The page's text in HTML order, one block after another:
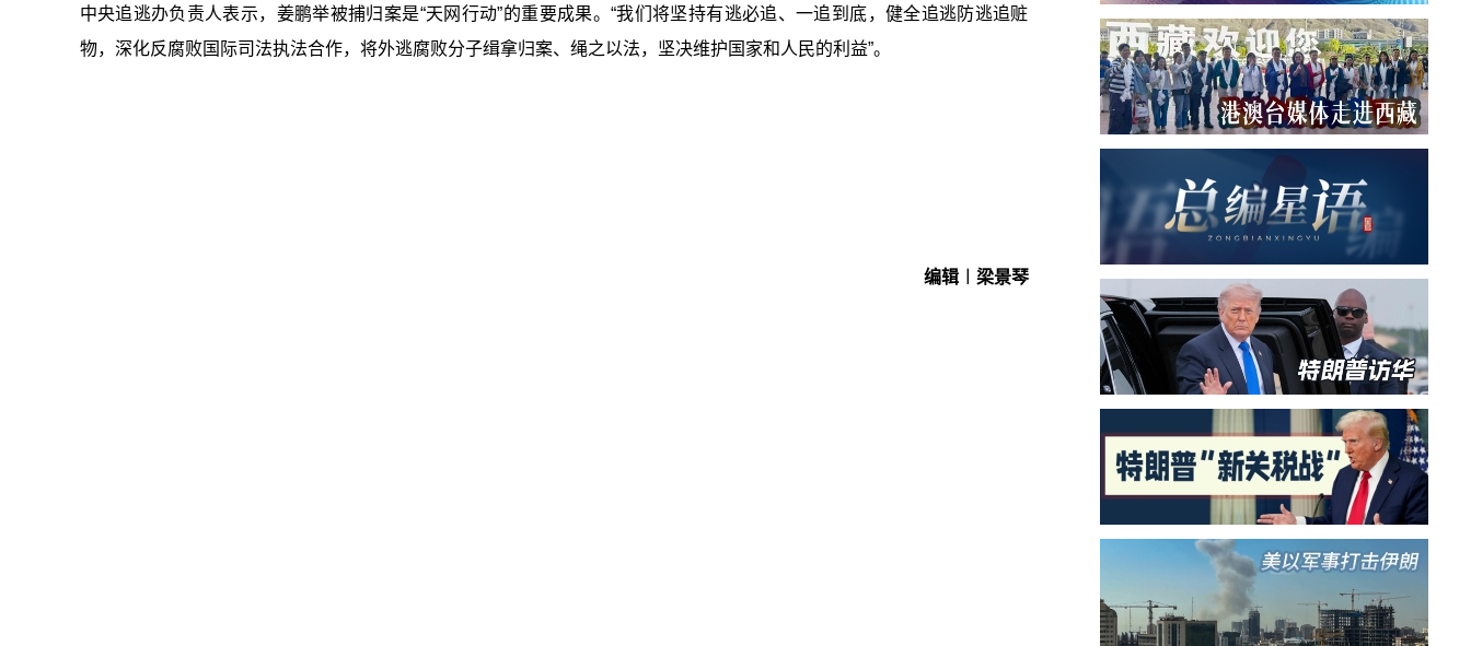
中央追逃办负责人表示，姜鹏举被捕归案是“天网行动”的重要成果。“我们将坚持有逃必追、一追到底，健全追逃防逃追赃
物，深化反腐败国际司法执法合作，将外逃腐败分子缉拿归案、绳之以法，坚决维护国家和人民的利益”。
编辑︱梁景琴